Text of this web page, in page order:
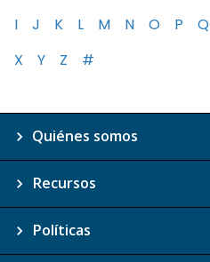
I
J K L M N O P Q
X
Y Z #
Quiénes somos
Recursos
Políticas